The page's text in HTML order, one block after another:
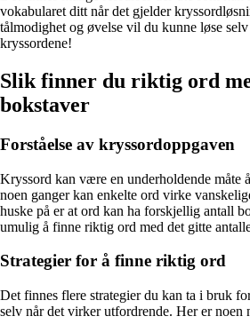
vokabularet ditt når det gjelder
tålmodighet og øvelse vil du kunne løse
kryssordene!
Slik finner du riktig ord
bokstaver
Forståelse av kryssordoppgaven
Kryssord kan være en underholdende måte
noen ganger kan enkelte ord virke
huske på er at ord kan ha forskjellig antall
umulig å finne riktig ord med det gitte
Strategier for å finne riktig ord
Det finnes flere strategier du kan ta i bruk
selv når det virker utfordrende. Her er noen